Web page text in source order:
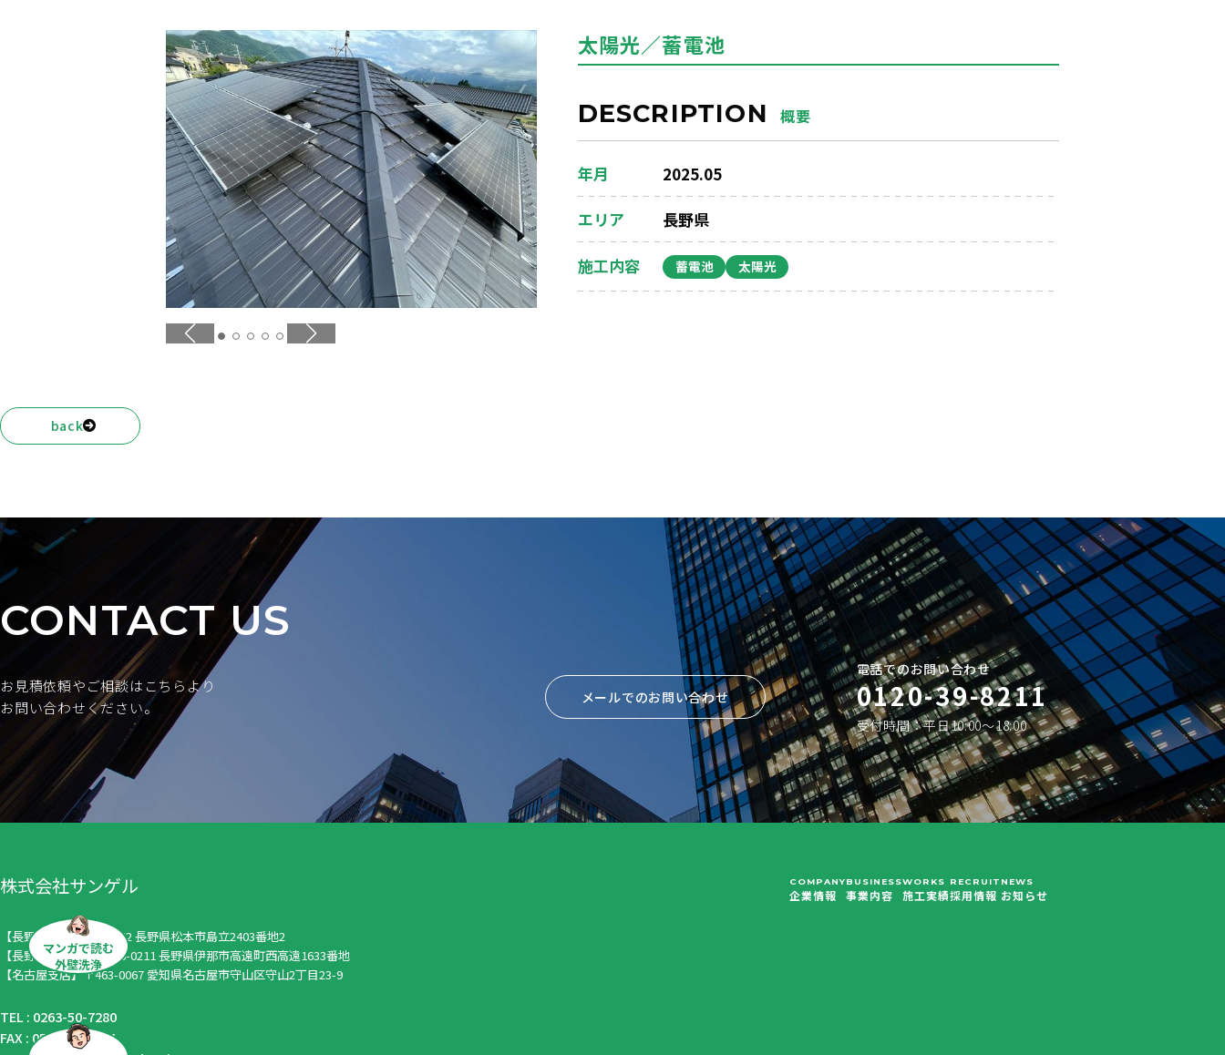
エアコンクリーニング
CONTACT
お問い合わせ
NEWS
マンガで読む
外壁洗浄
太陽光／蓄電池
DESCRIPTION 概要
年月 2025.05
エリア 長野県
施工内容 蓄電池 太陽光
back
CONTACT US
お見積依頼やご相談はこちらより
お問い合わせください。
メールでのお問い合わせ
電話でのお問い合わせ
0120-39-8211
受付時間：平日10:00〜18:00
株式会社サンゲル
【長野本社】〒390-0852 長野県松本市島立2403番地2
【長野伊那支店】〒396-0211 長野県伊那市高遠町西高遠1633番地
【名古屋支店】〒463-0067 愛知県名古屋市守山区守山2丁目23-9
TEL : 0263-50-7280
FAX : 052-799-4834
COMPANY
企業情報
BUSINESS
事業内容
WORKS
施工実績
RECRUIT
採用情報
NEWS
お知らせ